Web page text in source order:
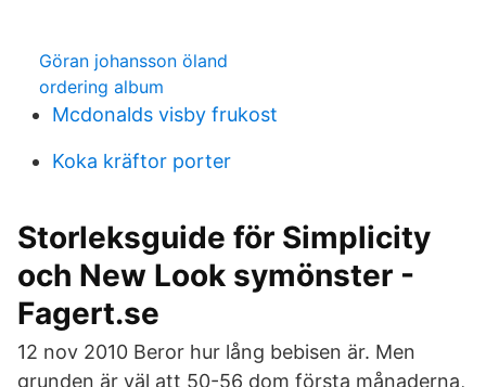
Göran johansson öland
ordering album
Mcdonalds visby frukost
Koka kräftor porter
Storleksguide för Simplicity
och New Look symönster -
Fagert.se
12 nov 2010 Beror hur lång bebisen är. Men
grunden är väl att 50-56 dom första månaderna,